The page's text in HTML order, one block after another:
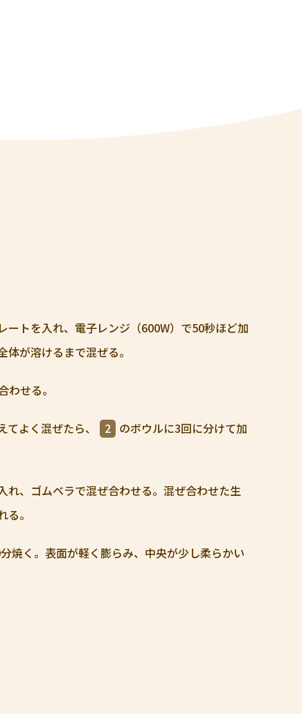
ートを⼊れ、電⼦レンジ（600W）で50秒ほど加
が溶けるまで混ぜる。
わせる。
よく混ぜたら、 2 のボウルに3回に分けて加
れ、ゴムベラで混ぜ合わせる。混ぜ合わせた生
。
焼く。表⾯が軽く膨らみ、中央が少し柔らかい